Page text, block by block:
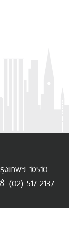
เทพฯ 10510
(02) 517-2137